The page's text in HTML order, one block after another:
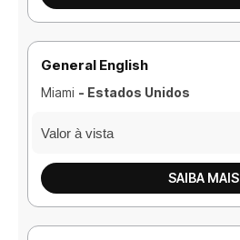
General English
Miami - Estados Unidos
Valor à vista
SAIBA MAIS